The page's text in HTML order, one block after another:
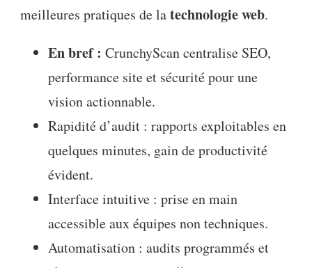
meilleures pratiques de latechnologie web.
En bref : CrunchyScan centralise SEO,
performance site et sécurité pour une
vision actionnable.
Rapidité d’audit : rapports exploitables en
quelques minutes, gain de productivité
évident.
Interface intuitive : prise en main
accessible aux équipes non techniques.
Automatisation : audits programmés et